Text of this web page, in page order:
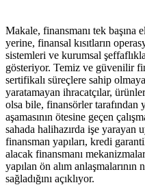
Makale, finansmanı tek başına
yerine, finansal kısıtların
sistemleri ve kurumsal
gösteriyor. Temiz ve güvenilir
sertifikalı süreçlere sahip
yaratamayan ihracatçılar,
olsa bile, finansörler tarafından
aşamasının ötesine geçen
sahada halihazırda işe yarayan
finansman yapıları, kredi
alacak finansmanı
yapılan ön alım anlaşmalarının
sağladığını açıklıyor.